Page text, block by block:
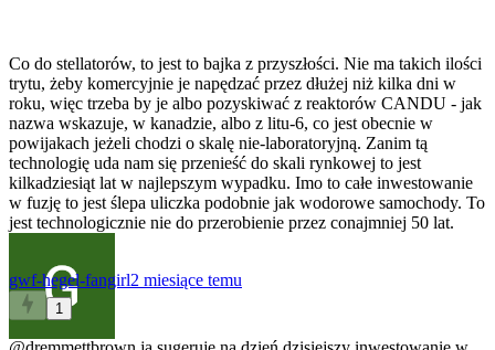
Co do stellatorów, to jest to bajka z przyszłości. Nie ma takich ilości
trytu, żeby komercyjnie je napędzać przez dłużej niż kilka dni w
roku, więc trzeba by je albo pozyskiwać z reaktorów CANDU - jak
nazwa wskazuje, w kanadzie, albo z litu-6, co jest obecnie w
powijakach jeżeli chodzi o skalę nie-laboratoryjną. Zanim tą
technologię uda nam się przenieść do skali rynkowej to jest
kilkadziesiąt lat w najlepszym wypadku. Imo to całe inwestowanie
w fuzję to jest ślepa uliczka podobnie jak wodorowe samochody. To
jest technologicznie nie do przerobienie przez conajmniej 50 lat.
gwf-hegel-fangirl2 miesiące temu
1